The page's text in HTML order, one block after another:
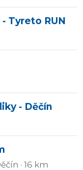
Tyreto RUN
- Děčín
· 16 km